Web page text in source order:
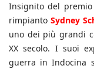
Insignito del
rimpianto Sydney
uno dei più grandi
XX secolo. I suoi
guerra in Indocina